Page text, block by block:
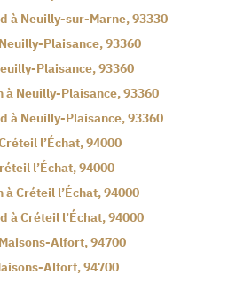
à Neuilly-sur-Marne,93330
Neuilly-Plaisance,93360
Plaisance,93360
à Neuilly-Plaisance,93360
à Neuilly-Plaisance,93360
l’Échat,94000
l’Échat,94000
àCréteil l’Échat,94000
àCréteil l’Échat,94000
Maisons-Alfort,94700
Alfort,94700